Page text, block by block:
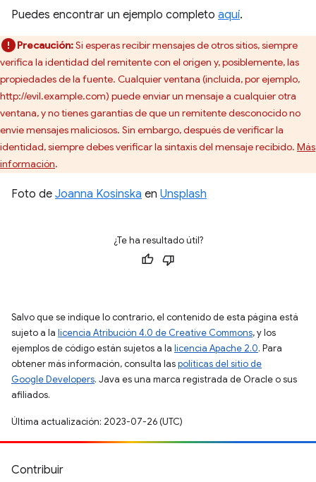
Puedes encontrar un ejemplo completo aquí.
Precaución:Si esperas recibir mensajes de otros sitios, siempre
verifica la identidad del remitente con el origen y, posiblemente, las
propiedades de la fuente. Cualquier ventana (incluida, por ejemplo,
http://evil.example.com) puede enviar un mensaje a cualquier otra
ventana, y no tienes garantías de que un remitente desconocido no
envíe mensajes maliciosos. Sin embargo, después de verificar la
identidad, siempre debes verificar la sintaxis del mensaje recibido. Más
información.
Foto de Joanna Kosinska en Unsplash
¿Te ha resultado útil?
Salvo que se indique lo contrario, el contenido de esta página está
sujeto a la licencia Atribución 4.0 de Creative Commons, y los
ejemplos de código están sujetos a la licencia Apache 2.0. Para
obtener más información, consulta laspolíticas del sitio de
Google Developers. Java es una marca registrada de Oracle o sus
afiliados.
Última actualización: 2023-07-26 (UTC)
Contribuir